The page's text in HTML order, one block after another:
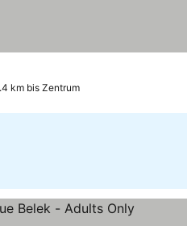
km bis Zentrum